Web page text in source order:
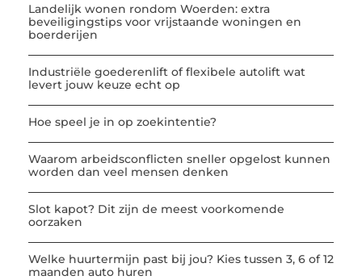
Landelijk wonen rondom Woerden: extra
beveiligingstips voor vrijstaande woningen en
boerderijen
Industriële goederenlift of flexibele autolift wat
levert jouw keuze echt op
Hoe speel je in op zoekintentie?
Waarom arbeidsconflicten sneller opgelost kunnen
worden dan veel mensen denken
Slot kapot? Dit zijn de meest voorkomende
oorzaken
Welke huurtermijn past bij jou? Kies tussen 3, 6 of 12
maanden auto huren